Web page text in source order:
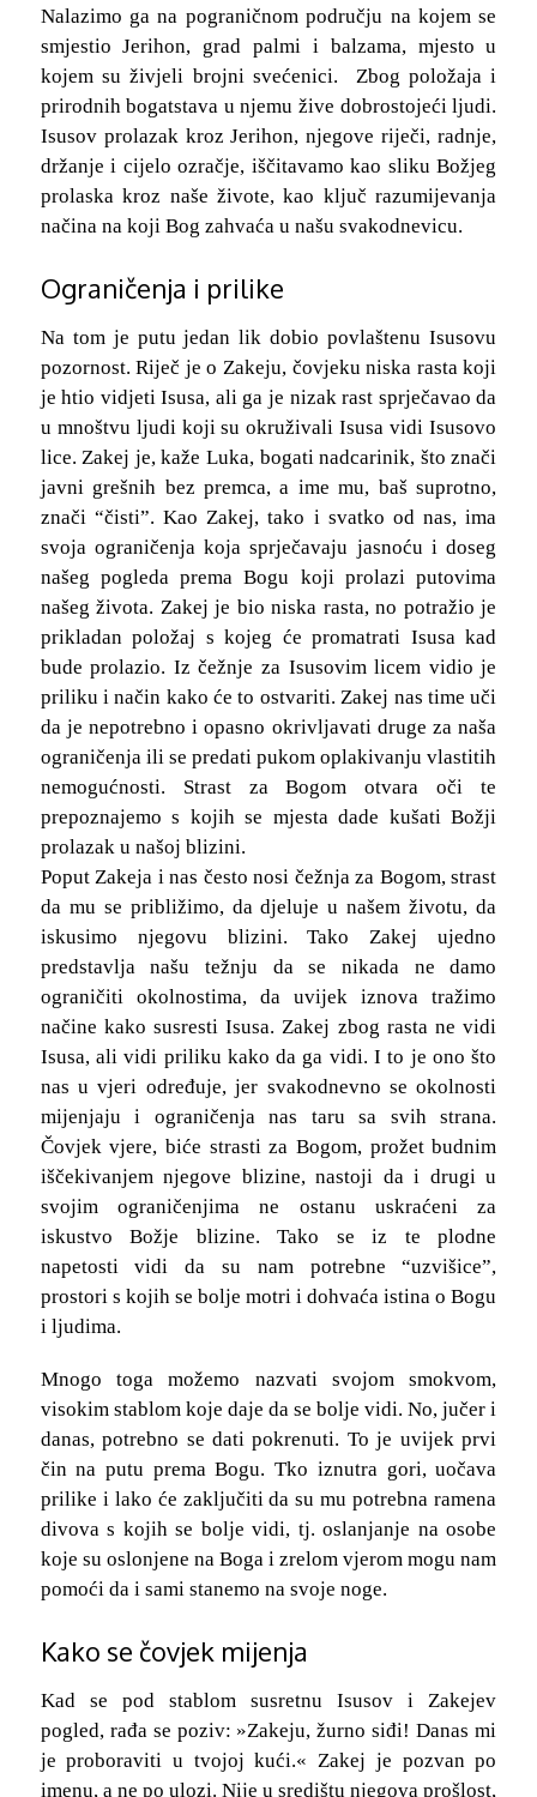
Nalazimo ga na pograničnom području na kojem se
smjestio Jerihon, grad palmi i balzama, mjesto u
kojem su živjeli brojni svećenici. Zbog položaja i
prirodnih bogatstava u njemu žive dobrostojeći ljudi.
Isusov prolazak kroz Jerihon, njegove riječi, radnje,
držanje i cijelo ozračje, iščitavamo kao sliku Božjeg
prolaska kroz naše živote, kao ključ razumijevanja
načina na koji Bog zahvaća u našu svakodnevicu.
Ograničenja i prilike
Na tom je putu jedan lik dobio povlaštenu Isusovu
pozornost. Riječ je o Zakeju, čovjeku niska rasta koji
je htio vidjeti Isusa, ali ga je nizak rast sprječavao da
u mnoštvu ljudi koji su okruživali Isusa vidi Isusovo
lice. Zakej je, kaže Luka, bogati nadcarinik, što znači
javni grešnih bez premca, a ime mu, baš suprotno,
znači “čisti”. Kao Zakej, tako i svatko od nas, ima
svoja ograničenja koja sprječavaju jasnoću i doseg
našeg pogleda prema Bogu koji prolazi putovima
našeg života. Zakej je bio niska rasta, no potražio je
prikladan položaj s kojeg će promatrati Isusa kad
bude prolazio. Iz čežnje za Isusovim licem vidio je
priliku i način kako će to ostvariti. Zakej nas time uči
da je nepotrebno i opasno okrivljavati druge za naša
ograničenja ili se predati pukom oplakivanju vlastitih
nemogućnosti. Strast za Bogom otvara oči te
prepoznajemo s kojih se mjesta dade kušati Božji
prolazak u našoj blizini.
Poput Zakeja i nas često nosi čežnja za Bogom, strast
da mu se približimo, da djeluje u našem životu, da
iskusimo njegovu blizini. Tako Zakej ujedno
predstavlja našu težnju da se nikada ne damo
ograničiti okolnostima, da uvijek iznova tražimo
načine kako susresti Isusa. Zakej zbog rasta ne vidi
Isusa, ali vidi priliku kako da ga vidi. I to je ono što
nas u vjeri određuje, jer svakodnevno se okolnosti
mijenjaju i ograničenja nas taru sa svih strana.
Čovjek vjere, biće strasti za Bogom, prožet budnim
iščekivanjem njegove blizine, nastoji da i drugi u
svojim ograničenjima ne ostanu uskraćeni za
iskustvo Božje blizine. Tako se iz te plodne
napetosti vidi da su nam potrebne “uzvišice”,
prostori s kojih se bolje motri i dohvaća istina o Bogu
i ljudima.
Mnogo toga možemo nazvati svojom smokvom,
visokim stablom koje daje da se bolje vidi. No, jučer i
danas, potrebno se dati pokrenuti. To je uvijek prvi
čin na putu prema Bogu. Tko iznutra gori, uočava
prilike i lako će zaključiti da su mu potrebna ramena
divova s kojih se bolje vidi, tj. oslanjanje na osobe
koje su oslonjene na Boga i zrelom vjerom mogu nam
pomoći da i sami stanemo na svoje noge.
Kako se čovjek mijenja
Kad se pod stablom susretnu Isusov i Zakejev
pogled, rađa se poziv: »Zakeju, žurno siđi! Danas mi
je proboraviti u tvojoj kući.« Zakej je pozvan po
imenu, a ne po ulozi. Nije u središtu njegova prošlost,